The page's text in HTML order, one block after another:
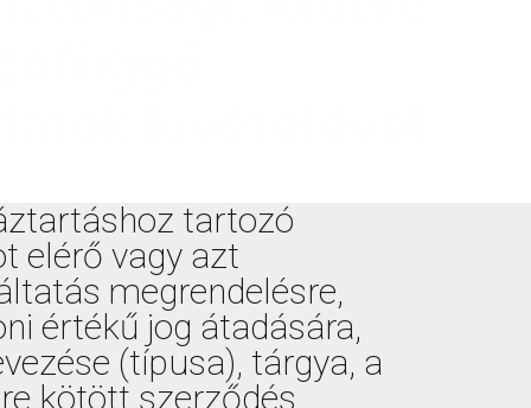
tartozó
elérő vagy azt
megrendelésre,
értékű jog átadására,
(típusa), tárgya, a
kötött szerződés